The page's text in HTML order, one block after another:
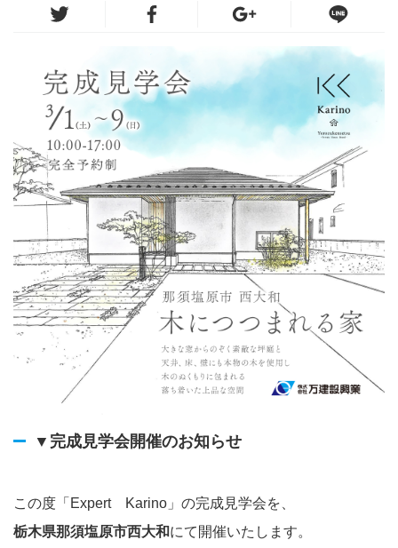
▼完成見学会開催のお知らせ
この度「Expert Karino」の完成見学会を、
栃木県那須塩原市西大和にて開催いたします。